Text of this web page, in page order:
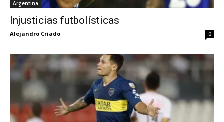
Argentina
Injusticias futbolísticas
Alejandro Criado 0